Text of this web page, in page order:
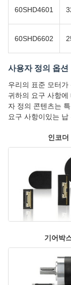
60SHD4601
60SHD6602
사용자 정의 옵션
우리의 표준 모터
귀하의 요구 사항
자 정의 콘텐츠는
요구 사항이있는
인코더
기어박